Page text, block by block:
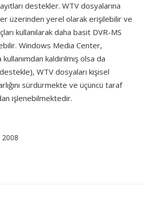
destekler. WTV dosyalarına
üzerinden yerel olarak erişilebilir ve
kullanılarak daha basit DVR-MS
Windows Media Center,
kaldırılmış olsa da
WTV dosyaları kişisel
sürdürmekte ve üçüncü taraf
işlenebilmektedir.